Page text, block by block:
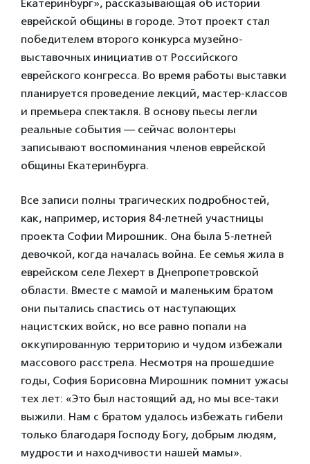
Екатеринбург», рассказывающая об истории
еврейской общины в городе. Этот проект стал
победителем второго конкурса музейно-
выставочных инициатив от Российского
еврейского конгресса. Во время работы выставки
планируется проведение лекций, мастер-классов
и премьера спектакля. В основу пьесы легли
реальные события — сейчас волонтеры
записывают воспоминания членов еврейской
общины Екатеринбурга.
Все записи полны трагических подробностей,
как, например, история 84-летней участницы
проекта Софии Мирошник. Она была 5-летней
девочкой, когда началась война. Ее семья жила в
еврейском селе Лехерт в Днепропетровской
области. Вместе с мамой и маленьким братом
они пытались спастись от наступающих
нацистских войск, но все равно попали на
оккупированную территорию и чудом избежали
массового расстрела. Несмотря на прошедшие
годы, София Борисовна Мирошник помнит ужасы
тех лет: «Это был настоящий ад, но мы все-таки
выжили. Нам с братом удалось избежать гибели
только благодаря Господу Богу, добрым людям,
мудрости и находчивости нашей мамы».